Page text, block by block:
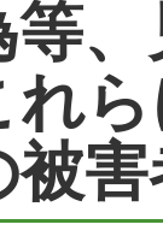
等
れ
被